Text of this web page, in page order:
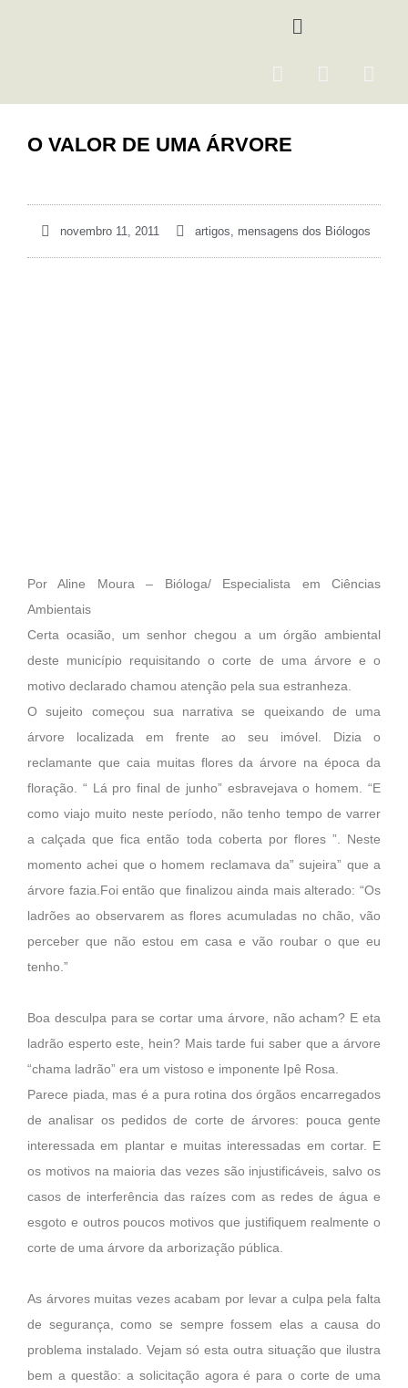
Menu
F
e
b
I
m
Y
O VALOR DE UMA ÁRVORE
novembro 11, 2011 artigos, mensagens dos Biólogos
Por Aline Moura – Bióloga/ Especialista em Ciências
Ambientais
Certa ocasião, um senhor chegou a um órgão ambiental
deste município requisitando o corte de uma árvore e o
motivo declarado chamou atenção pela sua estranheza.
O sujeito começou sua narrativa se queixando de uma
árvore localizada em frente ao seu imóvel. Dizia o
reclamante que caia muitas flores da árvore na época da
floração. “ Lá pro final de junho” esbravejava o homem. “E
como viajo muito neste período, não tenho tempo de varrer
a calçada que fica então toda coberta por flores ”. Neste
momento achei que o homem reclamava da” sujeira” que a
árvore fazia.Foi então que finalizou ainda mais alterado: “Os
ladrões ao observarem as flores acumuladas no chão, vão
perceber que não estou em casa e vão roubar o que eu
tenho.”
Boa desculpa para se cortar uma árvore, não acham? E eta
ladrão esperto este, hein? Mais tarde fui saber que a árvore
“chama ladrão” era um vistoso e imponente Ipê Rosa.
Parece piada, mas é a pura rotina dos órgãos encarregados
de analisar os pedidos de corte de árvores: pouca gente
interessada em plantar e muitas interessadas em cortar. E
os motivos na maioria das vezes são injustificáveis, salvo os
casos de interferência das raízes com as redes de água e
esgoto e outros poucos motivos que justifiquem realmente o
corte de uma árvore da arborização pública.
As árvores muitas vezes acabam por levar a culpa pela falta
de segurança, como se sempre fossem elas a causa do
problema instalado. Vejam só esta outra situação que ilustra
bem a questão: a solicitação agora é para o corte de uma